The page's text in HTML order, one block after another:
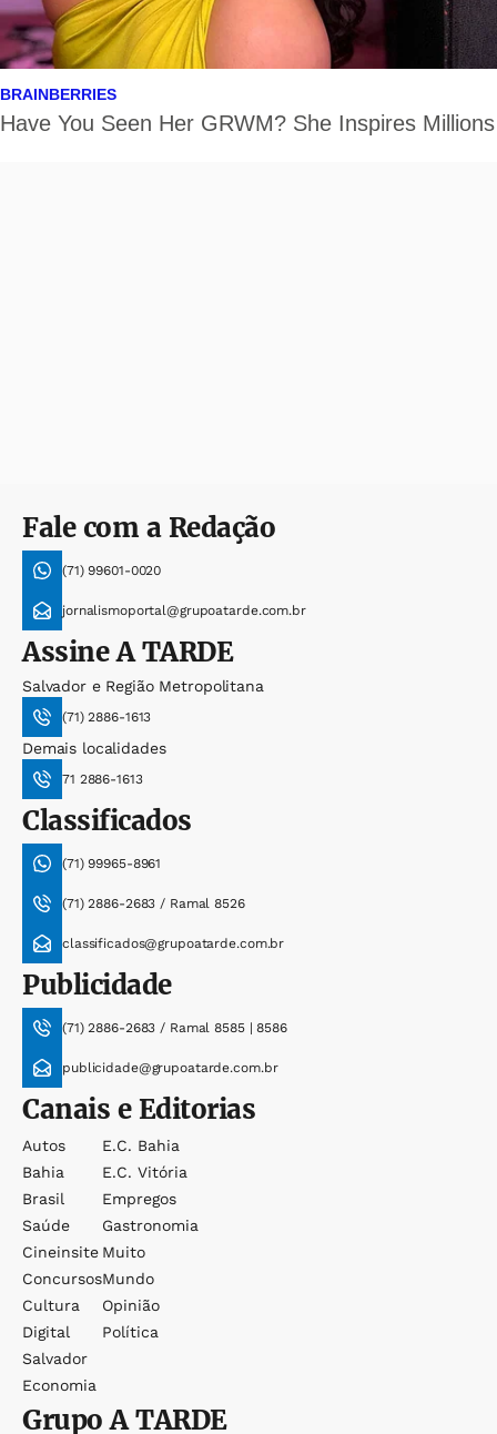
Fale com a Redação
(71) 99601-0020
jornalismoportal@grupoatarde.com.br
AssineA TARDE
Salvador e Região Metropolitana
(71) 2886-1613
Demais localidades
71 2886-1613
Classificados
(71) 99965-8961
(71) 2886-2683 / Ramal 8526
classificados@grupoatarde.com.br
Publicidade
(71) 2886-2683 / Ramal 8585 | 8586
publicidade@grupoatarde.com.br
Canais e Editorias
Autos
Bahia
Brasil
Saúde
Cineinsite
Concursos
Cultura
Digital
Salvador
Economia
E.c. Bahia
E.c. Vitória
Empregos
Gastronomia
Muito
Mundo
Opinião
Política
GrupoA TARDE